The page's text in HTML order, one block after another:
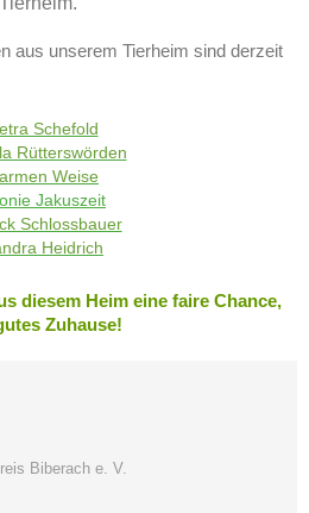
aus unserem Tierheim sind derzeit
Schefold
Rütterswörden
Weise
Jakuszeit
Schlossbauer
Heidrich
diesem Heim eine faire Chance,
Zuhause!
Biberach e. V.